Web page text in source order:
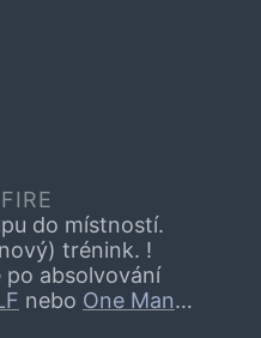
používáme
jak jsme na
účastníky.
manipulace
DP2 -
do místností.
trénink. !
absolvování
nebo One Man